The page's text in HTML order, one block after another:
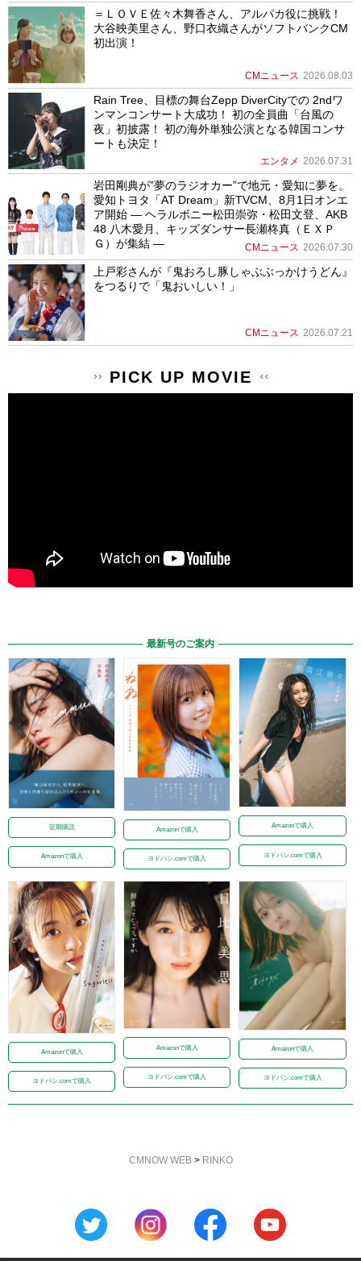
＝ＬＯＶＥ佐々木舞香さん、アルパカ役に挑戦！
大谷映美里さん、野口衣織さんがソフトバンクCM
初出演！
CMニュース 2026.08.03
Rain Tree、目標の舞台Zepp DiverCityでの 2ndワ
ンマンコンサート大成功！ 初の全員曲「台風の
夜」初披露！ 初の海外単独公演となる韓国コンサ
ートも決定！
エンタメ 2026.07.31
岩田剛典が”夢のラジオカー”で地元・愛知に夢を。
愛知トヨタ「AT Dream」新TVCM、8月1日オンエ
ア開始 ― ヘラルボニー松田崇弥・松田文登、AKB
48 八木愛月、キッズダンサー長瀬柊真（ＥＸＰ
Ｇ）が集結 ―
CMニュース 2026.07.30
上戸彩さんが『鬼おろし豚しゃぶぶっかけうどん』
をつるりで「鬼おいしい！」
CMニュース 2026.07.21
PICK UP MOVIE
最新号のご案内
定期購読
Amazonで購入
Amazonで購入
ヨドバシ.comで購入
Amazonで購入
ヨドバシ.comで購入
Amazonで購入
ヨドバシ.comで購入
Amazonで購入
ヨドバシ.comで購入
Amazonで購入
ヨドバシ.comで購入
CMNOW WEB> RINKO